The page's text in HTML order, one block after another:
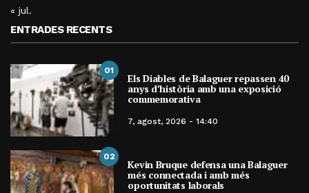
« jul.
ENTRADES RECENTS
01
Els Diables de Balaguer repassen 40
anys d’història amb una exposició
commemorativa
7, agost, 2026 - 14:40
02
Kevin Bruque defensa una Balaguer
més connectada i amb més
oportunitats laborals